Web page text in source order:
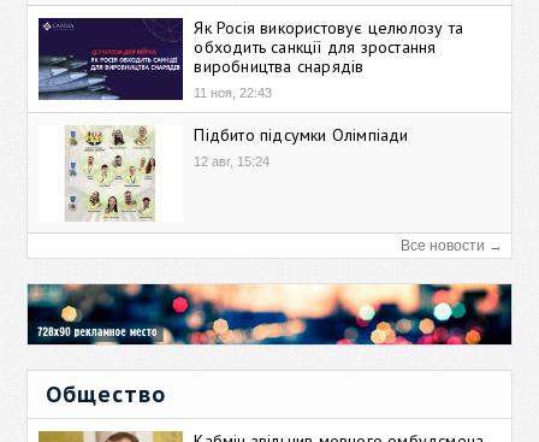
Як Росія використовує целюлозу та
обходить санкції для зростання
виробництва снарядів
11 ноя, 22:43
Підбито підсумки Олімпіади
12 авг, 15:24
Все новости →
Общество